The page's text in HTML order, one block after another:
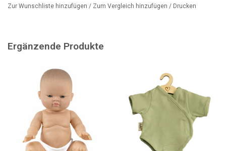
Material: Bio-Baumwolle
Zur Wunschliste hinzufügen / Zum Vergleich hinzufügen / Drucken
Ergänzende Produkte